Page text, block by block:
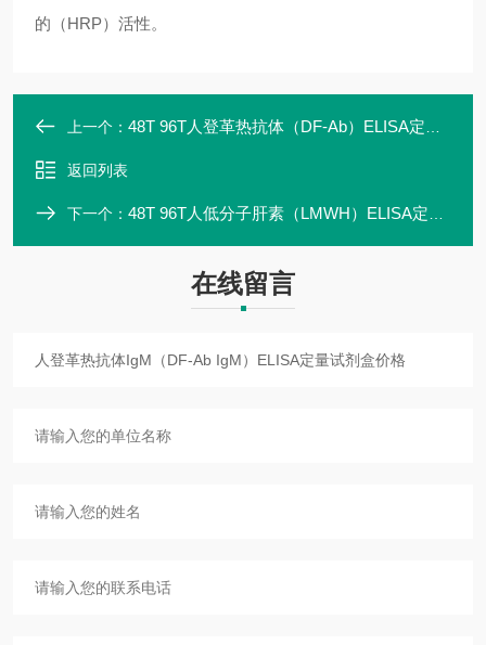
的（HRP）活性。
上一个： 48T 96T人登革热抗体（DF-Ab）ELISA定量试剂盒高灵敏
返回列表
下一个： 48T 96T人低分子肝素（LMWH）ELISA定量试剂盒说明书
在线留言